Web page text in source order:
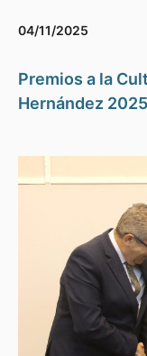
04/11/2025
Premios a la
Hernández 2025